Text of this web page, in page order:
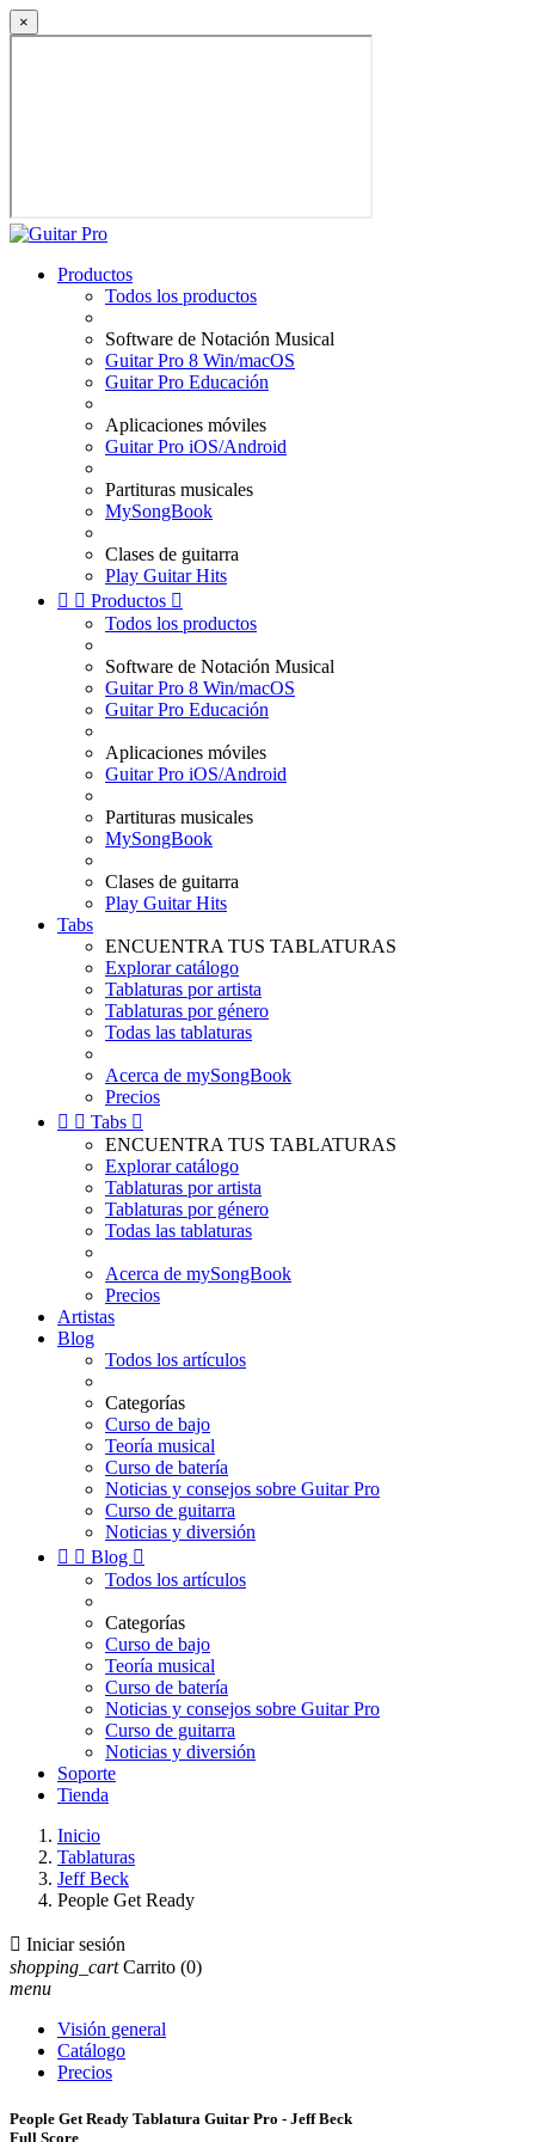
×
Productos
Todos los productos
Software de Notación Musical
Guitar Pro 8 Win/macOS
Guitar Pro Educación
Aplicaciones móviles
Guitar Pro iOS/Android
Partituras musicales
MySongBook
Clases de guitarra
Play Guitar Hits
  Productos 
Todos los productos
Software de Notación Musical
Guitar Pro 8 Win/macOS
Guitar Pro Educación
Aplicaciones móviles
Guitar Pro iOS/Android
Partituras musicales
MySongBook
Clases de guitarra
Play Guitar Hits
Tabs
ENCUENTRA TUS TABLATURAS
Explorar catálogo
Tablaturas por artista
Tablaturas por género
Todas las tablaturas
Acerca de mySongBook
Precios
  Tabs 
ENCUENTRA TUS TABLATURAS
Explorar catálogo
Tablaturas por artista
Tablaturas por género
Todas las tablaturas
Acerca de mySongBook
Precios
Artistas
Blog
Todos los artículos
Categorías
Curso de bajo
Teoría musical
Curso de batería
Noticias y consejos sobre Guitar Pro
Curso de guitarra
Noticias y diversión
  Blog 
Todos los artículos
Categorías
Curso de bajo
Teoría musical
Curso de batería
Noticias y consejos sobre Guitar Pro
Curso de guitarra
Noticias y diversión
Soporte
Tienda
Inicio
Tablaturas
Jeff Beck
People Get Ready
 Iniciar sesión
shopping_cart Carrito (0)
menu
Visión general
Catálogo
Precios
People Get Ready Tablatura Guitar Pro - Jeff Beck
Full Score